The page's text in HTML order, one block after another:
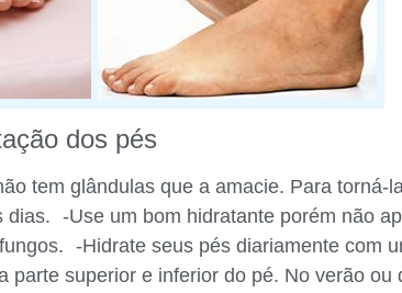
dos pés
tem glândulas que a amacie. Para torná-
dias. -Use um bom hidratante porém não
-Hidrate seus pés diariamente com
parte superior e inferior do pé. No verão ou